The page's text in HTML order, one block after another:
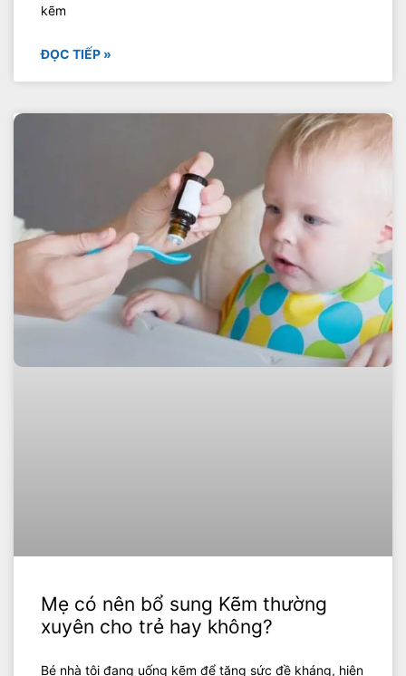
kẽm
ĐỌC TIẾP »
Mẹ có nên bổ sung Kẽm thường
xuyên cho trẻ hay không?
Bé nhà tôi đang uống kẽm để tăng sức đề kháng, hiện